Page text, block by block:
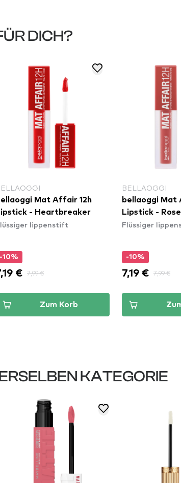
DICH?
Mat Affair 12h
- Heartbreaker
lippenstift
-10%
€ 7,99 €
Zum Korb
BELLAOGGI
bellaoggi Mat
Lipstick -
Flüssiger
-10%
7,19 € 7,99 €
KATEGORIE